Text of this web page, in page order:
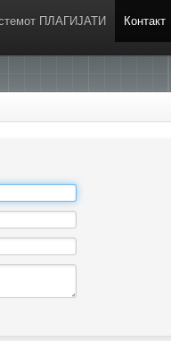
ПЛАГИЈАТИ Контакт